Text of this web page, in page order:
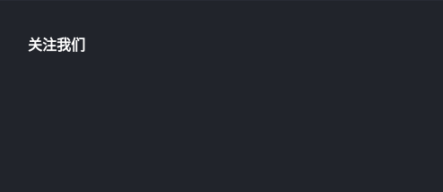
关注我们